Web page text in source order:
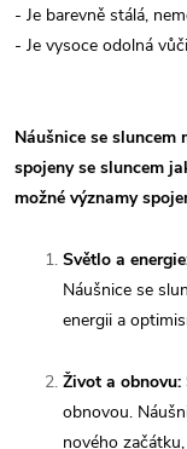
- Je barevně stálá,
- Je vysoce odolná
Náušnice se sluncem
spojeny se sluncem
možné významy
Světlo a
Náušnice se
energii a
Život a obnovu:
obnovou.
nového